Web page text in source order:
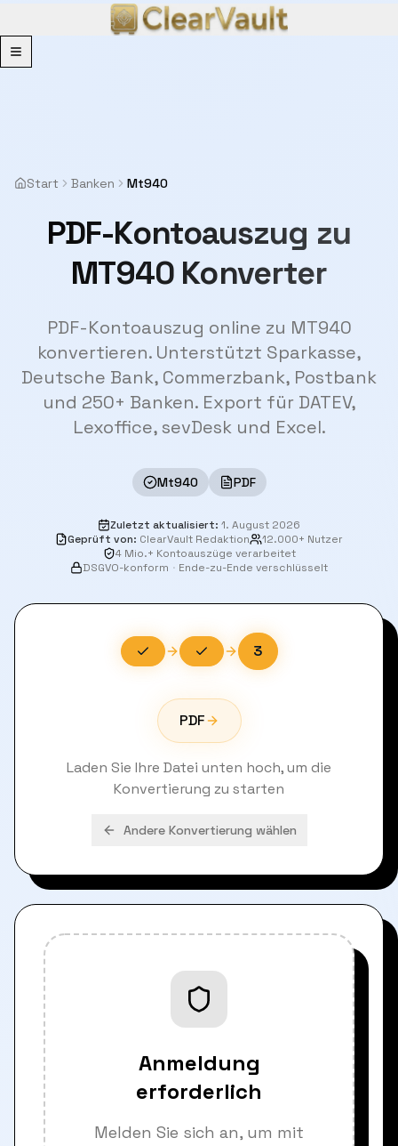
Menu
Start Banken Mt940
PDF-Kontoauszug zu
MT940 Konverter
PDF-Kontoauszug online zu MT940
konvertieren. Unterstützt Sparkasse,
Deutsche Bank, Commerzbank, Postbank
und 250+ Banken. Export für DATEV,
Lexoffice, sevDesk und Excel.
Mt940 PDF
Zuletzt aktualisiert: 1. August 2026
Geprüft von: ClearVault Redaktion
12.000+ Nutzer
4 Mio.+ Kontoauszüge verarbeitet
DSGVO-konform · Ende-zu-Ende verschlüsselt
3
PDF
Laden Sie Ihre Datei unten hoch, um die
Konvertierung zu starten
Andere Konvertierung wählen
Anmeldung
erforderlich
Melden Sie sich an, um mit